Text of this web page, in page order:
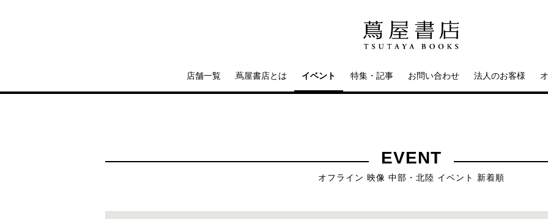
店舗一覧 蔦屋書店とは イベント 特集・記事 お問い合わせ 法人のお客様
EVENT
オフライン 映像 中部・北陸 イベント 新着順